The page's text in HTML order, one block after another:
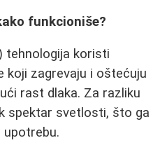
funkcioniše?
tehnologija koristi
koji zagrevaju i oštećuju
rast dlaka. Za razliku
spektar svetlosti, što ga
upotrebu.